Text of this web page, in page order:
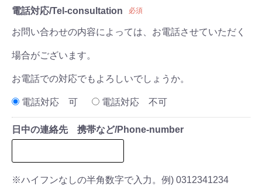
電話対応/Tel-consultation 必須
お問い合わせの内容によっては、お電話させていただく
場合がございます。
お電話での対応でもよろしいでしょうか。
電話対応 可 電話対応 不可
日中の連絡先 携帯など/Phone-number
※ハイフンなしの半角数字で入力。例) 0312341234